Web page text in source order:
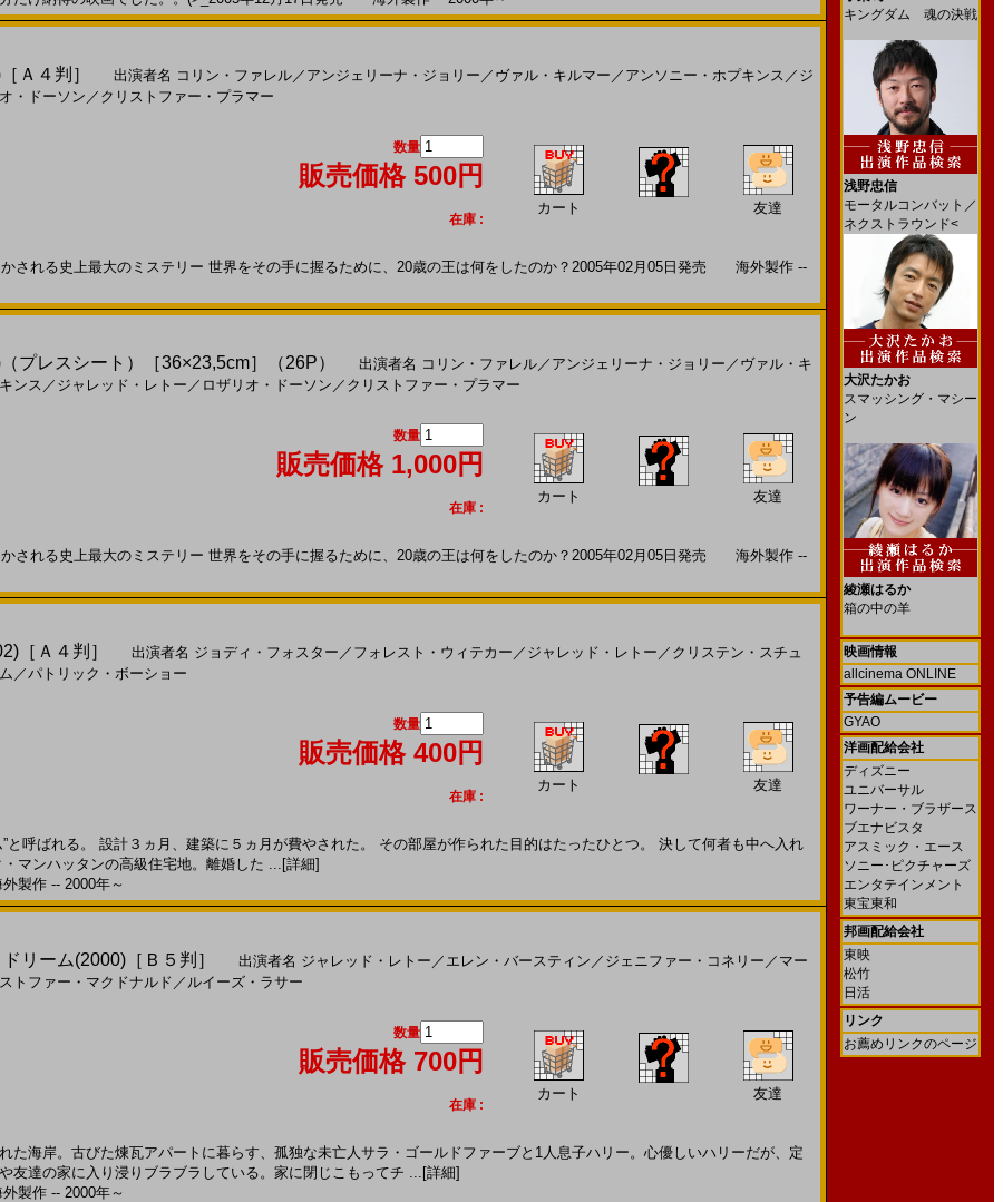
Ａ４判］ 出演者名 コリン・ファレル／ アンジェリーナ・ジョリー ／ ヴァル・キルマー ／ アンソニー・ホプキンス ／ ジ
・ドーソン／ クリストファー・プラマー
数量
販売価格 500円
在庫 :
カート 友達
される史上最大のミステリー 世界をその手に握るために、20歳の王は何をしたのか？2005年02月05日発売 海外製作 --
プレスシート）［36×23,5cm］（26P） 出演者名 コリン・ファレル／ アンジェリーナ・ジョリー ／ ヴァル・キ
ンス ／ ジャレッド・レトー ／ ロザリオ・ドーソン ／ クリストファー・プラマー
数量
販売価格 1,000円
在庫 :
カート 友達
される史上最大のミステリー 世界をその手に握るために、20歳の王は何をしたのか？2005年02月05日発売 海外製作 --
［Ａ４判］ 出演者名 ジョディ・フォスター ／ フォレスト・ウィテカー ／ ジャレッド・レトー ／ クリステン・スチュ
／パトリック・ボーショー
数量
販売価格 400円
在庫 :
カート 友達
と呼ばれる。 設計３ヵ月、建築に５ヵ月が費やされた。 その部屋が作られた目的はたったひとつ。 決して何者も中へ入れ
マンハッタンの高級住宅地。離婚した ... [詳細]
製作 -- 2000年～
リーム(2000)［Ｂ５判］ 出演者名 ジャレッド・レトー ／ エレン・バースティン ／ ジェニファー・コネリー ／ マー
トファー・マクドナルド ／ ルイーズ・ラサー
数量
販売価格 700円
在庫 :
カート 友達
た海岸。古びた煉瓦アパートに暮らす、孤独な未亡人サラ・ゴールドファーブと1人息子ハリー。心優しいハリーだが、定
友達の家に入り浸りブラブラしている。家に閉じこもってチ ... [詳細]
製作 -- 2000年～
キングダム 魂の決戦
浅野忠信
モータルコンバット／
ネクストラウンド<
大沢たかお
スマッシング・マシー
ン
綾瀬はるか
箱の中の羊
映画情報
allcinema ONLINE
予告編ムービー
GYAO
洋画配給会社
ディズニー
ユニバーサル
ワーナー・ブラザース
ブエナビスタ
アスミック・エース
ソニー･ピクチャーズ
エンタテインメント
東宝東和
邦画配給会社
東映
松竹
日活
リンク
お薦めリンクのページ